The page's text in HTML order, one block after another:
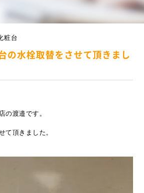
粧台
の水栓取替をさせて頂きまし
の渡邉です。
て頂きました。